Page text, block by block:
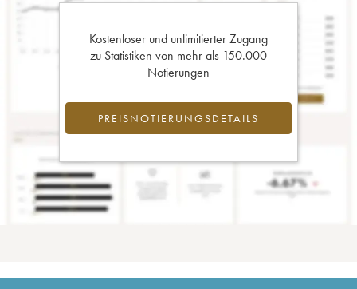
Kostenloser und unlimitierter Zugang
zu Statistiken von mehr als 150.000
Notierungen
PREISNOTIERUNGSDETAILS